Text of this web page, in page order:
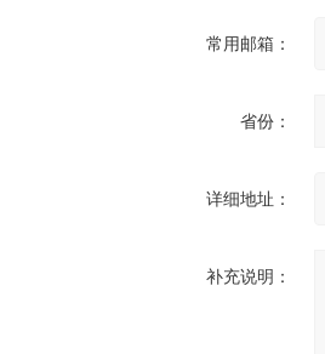
常用邮箱：
省份：
详细地址：
补充说明：